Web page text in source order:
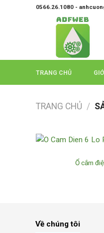
0566.26.1080 -
TRANG CHỦ
TRANG CHỦ /
Ổ cắm
Về chúng tôi